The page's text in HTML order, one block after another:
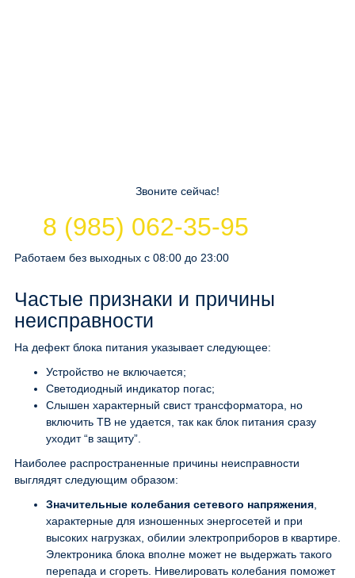
Звоните сейчас!
8 (985) 062-35-95
Работаем без выходных с 08:00 до 23:00
Частые признаки и причины
неисправности
На дефект блока питания указывает следующее:
Устройство не включается;
Светодиодный индикатор погас;
Слышен характерный свист трансформатора, но
включить ТВ не удается, так как блок питания сразу
уходит “в защиту”.
Наиболее распространенные причины неисправности
выглядят следующим образом:
Значительные колебания сетевого напряжения
характерные для изношенных энергосетей и при
высоких нагрузках, обилии электроприборов в квартире.
Электроника блока вполне может не выдержать такого
перепада и сгореть. Нивелировать колебания поможет